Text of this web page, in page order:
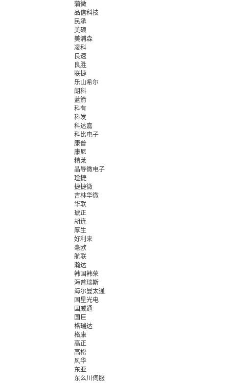
蒲微
品信科技
民承
美硕
美浦森
凌科
良速
良胜
联捷
乐山希尔
朗科
蓝箭
科有
科发
科达嘉
科比电子
康普
康尼
精莱
晶导微电子
琻捷
捷捷微
吉林华微
华联
琥正
胡连
厚生
好利来
毫欧
航联
瀚达
韩国韩荣
海普瑞斯
海尔曼太通
国星光电
国威通
国巨
格瑞达
格康
高正
高松
风华
东亚
东么川伺服